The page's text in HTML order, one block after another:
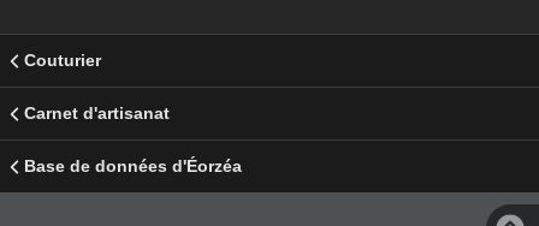
Couturier
Carnet d'artisanat
Base de données d'Éorzéa